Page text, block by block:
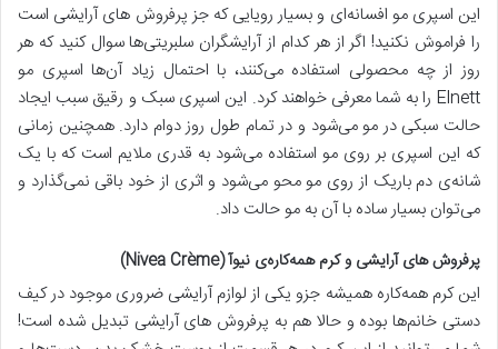
این اسپری مو افسانه‌ای و بسیار رویایی که جز پرفروش‌ های آرایشی است
را فراموش نکنید! اگر از هر کدام از آرایشگران سلبریتی‌ها سوال کنید که هر
روز از چه محصولی استفاده می‌کنند، با احتمال زیاد آن‌ها اسپری مو
Elnett را به شما معرفی خواهند کرد. این اسپری سبک و رقیق سبب ایجاد
حالت سبکی در مو می‌شود و در تمام طول روز دوام دارد. همچنین زمانی
که این اسپری بر روی مو استفاده می‌شود به قدری ملایم است که با یک
شانه‌ی دم‌ باریک از روی مو محو می‌شود و اثری از خود باقی نمی‌گذارد و
می‌توان بسیار ساده با آن به مو حالت داد.
پرفروش های آرایشی و کرم همه‌کاره‌ی نیوآ (Nivea Crème)
این کرم همه‌کاره همیشه جزو یکی از لوازم آرایشی ضروری موجود در کیف‌
دستی خانم‌ها بوده و حالا هم به پرفروش‌ های آرایشی تبدیل شده است!